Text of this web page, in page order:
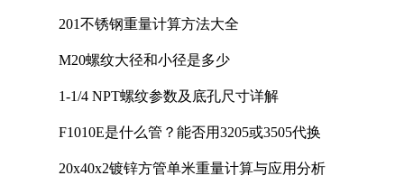
201不锈钢重量计算方法大全
M20螺纹大径和小径是多少
1-1/4 NPT螺纹参数及底孔尺寸详解
F1010E是什么管？能否用3205或3505代换
20x40x2镀锌方管单米重量计算与应用分析